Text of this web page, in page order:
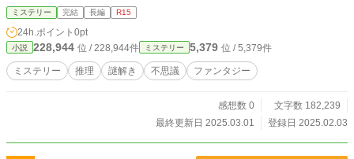
が多発。その現象はボカーソウルと呼ばれ、どうやらまだ死亡していなかった尊
はその状態に陥ったと理解。容疑者には多くの名が挙げられ、妻の志穂までもが
疑われた。彼女の幸せと無実を願う尊は霊のまま真犯人を探し始めるが、事件を
発端に容疑者間で次々と事件が起きる。幸せとは何か、生きる為に必要なものと
は。様々な社会問題と人間の欲などの醜さからそれらの答えを探す、ミステリー
要素を持った社会派ヒューマンドラマ。
ミステリー 完結 長編 R15
24h.ポイント 0pt
小説 228,944 位 / 228,944件 ミステリー 5,379 位 / 5,379件
ミステリー 推理 謎解き 不思議 ファンタジー
感想数 0
文字数 182,239
最終更新日 2025.03.01
登録日 2025.02.03